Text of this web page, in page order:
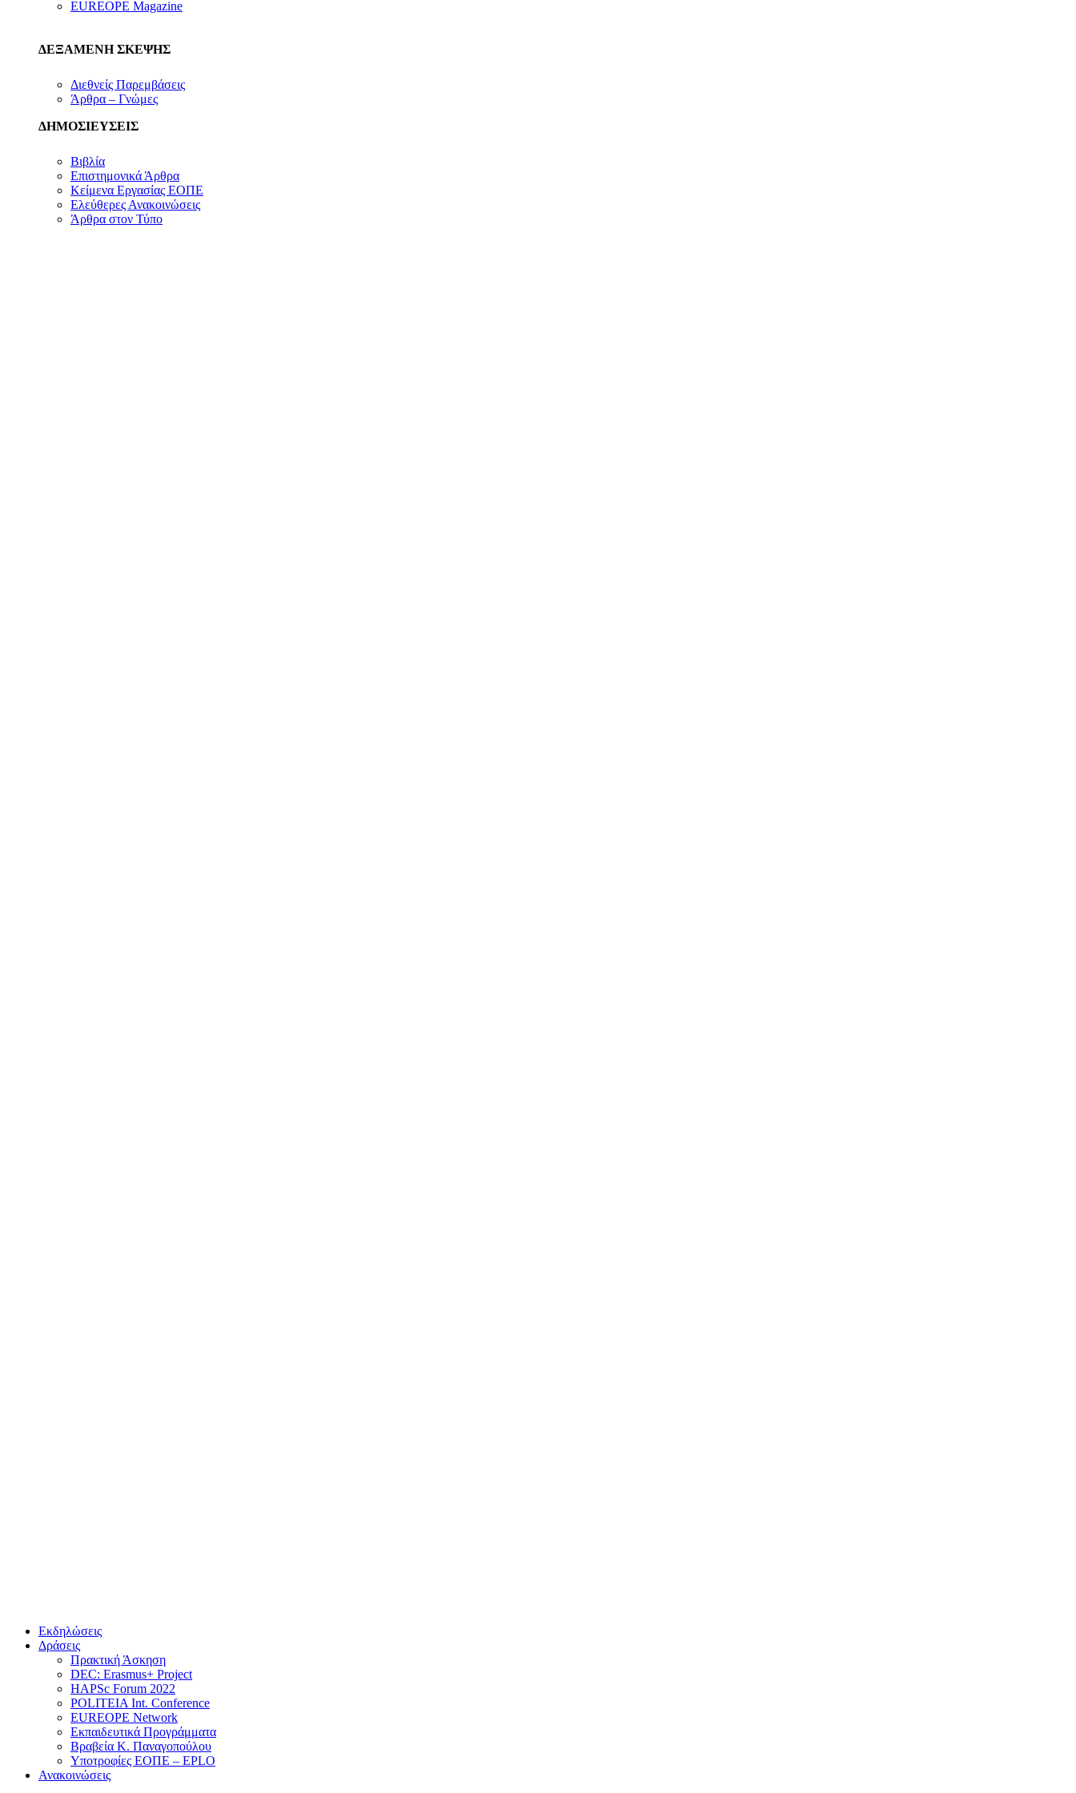
EUREOPE Magazine
ΔΕΞΑΜΕΝΗ ΣΚΕΨΗΣ
Διεθνείς Παρεμβάσεις
Άρθρα – Γνώμες
ΔΗΜΟΣΙΕΥΣΕΙΣ
Βιβλία
Επιστημονικά Άρθρα
Κείμενα Εργασίας ΕΟΠΕ
Ελεύθερες Ανακοινώσεις
Άρθρα στον Τύπο
Εκδηλώσεις
Δράσεις
Πρακτική Άσκηση
DEC: Erasmus+ Project
HAPSc Forum 2022
POLITEIA Int. Conference
EUREOPE Network
Εκπαιδευτικά Προγράμματα
Βραβεία Κ. Παναγοπούλου
Υποτροφίες ΕΟΠΕ – EPLO
Ανακοινώσεις